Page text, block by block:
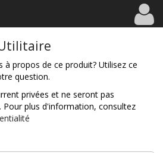
à propos de ce produit? Utilisez ce
question.
privées et ne seront pas
Pour plus d'information, consultez